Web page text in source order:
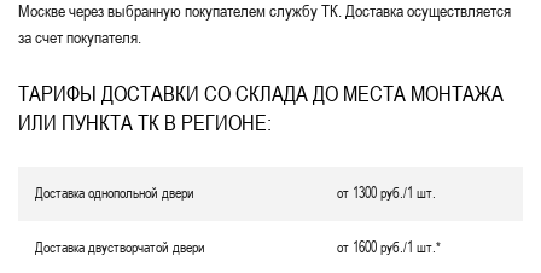
Москве через выбранную покупателем службу ТК. Доставка осуществляется
за счет покупателя.
ТАРИФЫ ДОСТАВКИ СО СКЛАДА ДО МЕСТА МОНТАЖА
ИЛИ ПУНКТА ТК В РЕГИОНЕ:
Доставка однопольной двери от 1300 руб./1 шт.
Доставка двустворчатой двери от 1600 руб./1 шт.*